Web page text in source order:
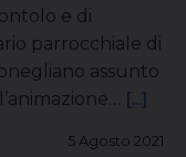
e di
parrocchiale di
assunto
[...]
5 Agosto 2021